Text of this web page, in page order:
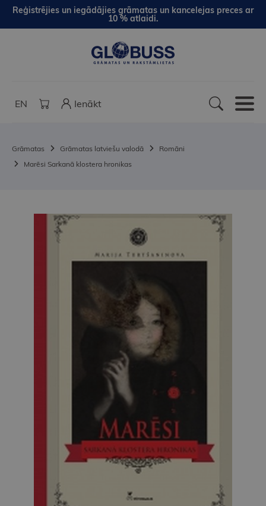
Reģistrējies un iegādājies grāmatas un kancelejas preces ar
10 % atlaidi.
EN Ienākt
Grāmatas Grāmatas latviešu valodā
Romāni
Marēsi Sarkanā klostera hronikas